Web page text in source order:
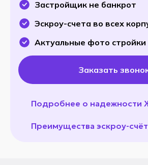
Застройщик не банкрот
Эскроу-счета во всех
Актуальные фото стройки
Заказать
Подробнее о надежности
Преимущества эскроу-